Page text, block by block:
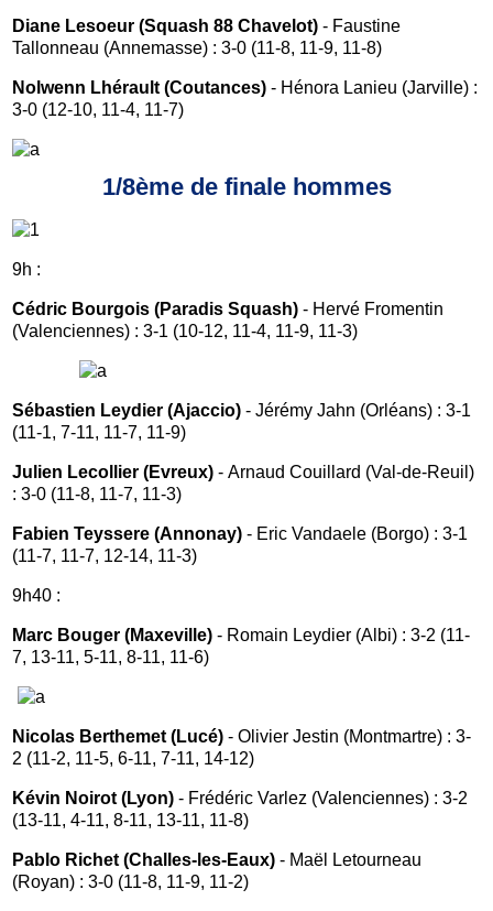
Diane Lesoeur (Squash 88 Chavelot) - Faustine
Tallonneau (Annemasse) : 3-0 (11-8, 11-9, 11-8)
Nolwenn Lhérault (Coutances) - Hénora Lanieu (Jarville) :
3-0 (12-10, 11-4, 11-7)
1/8ème de finale hommes
9h :
Cédric Bourgois (Paradis Squash) - Hervé Fromentin
(Valenciennes) : 3-1 (10-12, 11-4, 11-9, 11-3)
Sébastien Leydier (Ajaccio) - Jérémy Jahn (Orléans) : 3-1
(11-1, 7-11, 11-7, 11-9)
Julien Lecollier (Evreux) - Arnaud Couillard (Val-de-Reuil)
: 3-0 (11-8, 11-7, 11-3)
Fabien Teyssere (Annonay) - Eric Vandaele (Borgo) : 3-1
(11-7, 11-7, 12-14, 11-3)
9h40 :
Marc Bouger (Maxeville) - Romain Leydier (Albi) : 3-2 (11-
7, 13-11, 5-11, 8-11, 11-6)
Nicolas Berthemet (Lucé) - Olivier Jestin (Montmartre) : 3-
2 (11-2, 11-5, 6-11, 7-11, 14-12)
Kévin Noirot (Lyon) - Frédéric Varlez (Valenciennes) : 3-2
(13-11, 4-11, 8-11, 13-11, 11-8)
Pablo Richet (Challes-les-Eaux) - Maël Letourneau
(Royan) : 3-0 (11-8, 11-9, 11-2)